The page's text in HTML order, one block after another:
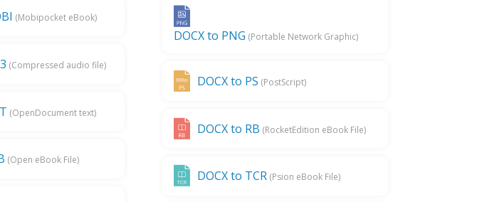
(Mobipocket eBook)
(Compressed audio file)
(OpenDocument text)
(Open eBook File)
DOCX to PNG (Portable Network Graphic)
DOCX to PS (PostScript)
DOCX to RB (RocketEdition eBook File)
DOCX to TCR(Psion eBook File)